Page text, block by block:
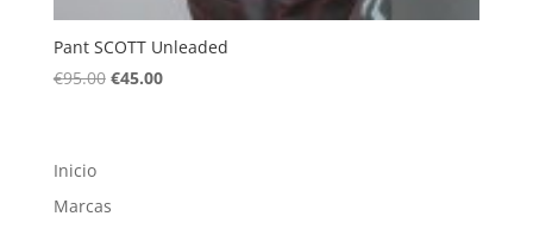
Pant SCOTT Unleaded
€95.00 El
€45.00El
Inicio
Marcas